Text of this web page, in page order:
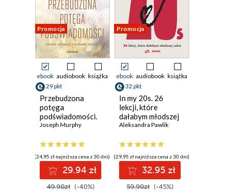
Promocja
ebook audiobook książka
29 pkt
Przebudzona
potęga
podświadomości.
Sztuka afirmacji i
Joseph Murphy
(24,95 zł najniższa cena z 30 dni)
29.94 zł
49.90zł (-40%)
Promocja
ebook audiobook książka
32 pkt
In my 20s. 26
lekcji, które
dałabym młodszej
sobie
Aleksandra Pawlik
(29,95 zł najniższa cena z 30 dni)
32.95 zł
59.90zł (-45%)